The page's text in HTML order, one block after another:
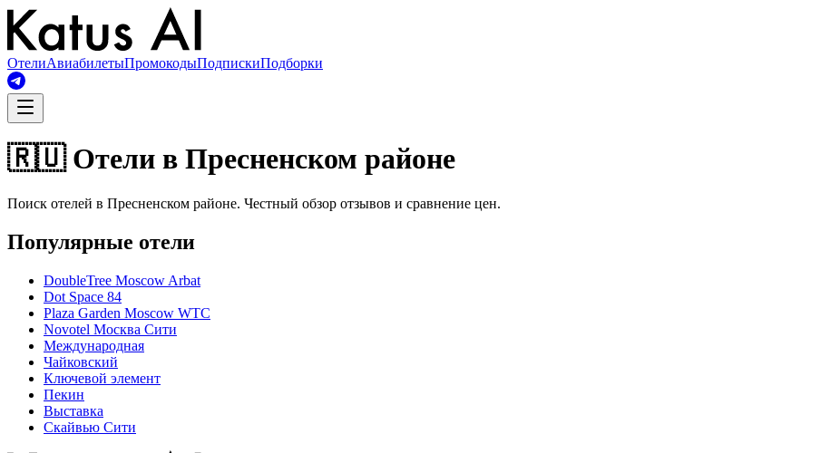
ОтелиАвиабилетыПромокодыПодпискиПодборки
🇷🇺 Отели в Пресненском районе
Поиск отелей в Пресненском районе. Честный обзор отзывов и сравнение цен.
Популярные отели
DoubleTree Moscow Arbat
Dot Space 84
Plaza Garden Moscow WTC
Novotel Москва Сити
Международная
Чайковский
Ключевой элемент
Пекин
Выставка
Скайвью Сити